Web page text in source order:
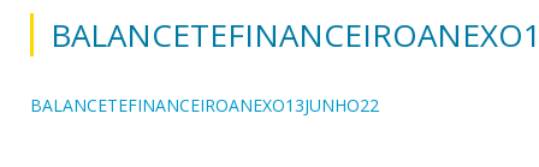
BALANCETEFINANCEIROANEXO13JUNHO22